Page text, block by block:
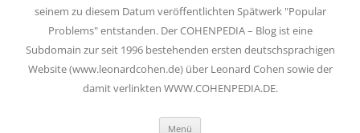
seinem zu diesem Datum veröffentlichten Spätwerk "Popular
Problems" entstanden. Der COHENPEDIA – Blog ist eine
Subdomain zur seit 1996 bestehenden ersten deutschsprachigen
Website (www.leonardcohen.de) über Leonard Cohen sowie der
damit verlinkten WWW.COHENPEDIA.DE.
Menü